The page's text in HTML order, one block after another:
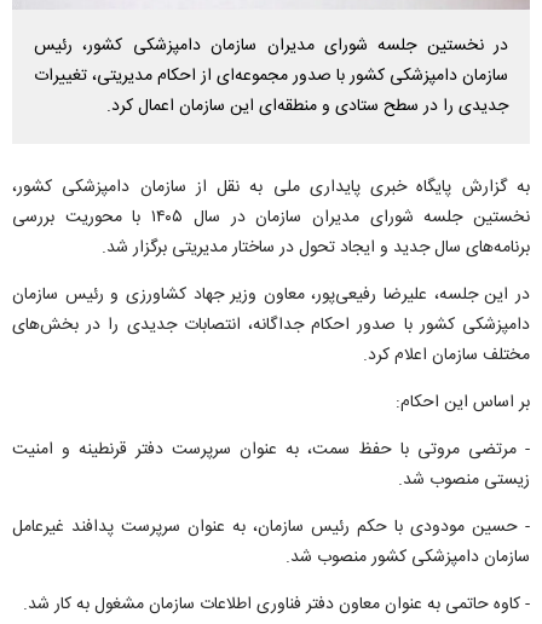
در نخستین جلسه شورای مدیران سازمان دامپزشکی کشور، رئیس
سازمان دامپزشکی کشور با صدور مجموعه‌ای از احکام مدیریتی، تغییرات
جدیدی را در سطح ستادی و منطقه‌ای این سازمان اعمال کرد.
به گزارش پایگاه خبری پایداری ملی به نقل از سازمان دامپزشکی کشور،
نخستین جلسه شورای مدیران سازمان در سال ۱۴۰۵ با محوریت بررسی
برنامه‌های سال جدید و ایجاد تحول در ساختار مدیریتی برگزار شد.
در این جلسه، علیرضا رفیعی‌پور، معاون وزیر جهاد کشاورزی و رئیس سازمان
دامپزشکی کشور با صدور احکام جداگانه، انتصابات جدیدی را در بخش‌های
مختلف سازمان اعلام کرد.
بر اساس این احکام:
- مرتضی مروتی با حفظ سمت، به عنوان سرپرست دفتر قرنطینه و امنیت
زیستی منصوب شد.
- حسین مودودی با حکم رئیس سازمان، به عنوان سرپرست پدافند غیرعامل
سازمان دامپزشکی کشور منصوب شد.
- کاوه حاتمی به عنوان معاون دفتر فناوری اطلاعات سازمان مشغول به کار شد.